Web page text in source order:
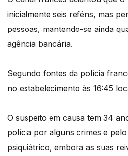
inicialmente seis reféns, mas
pessoas, mantendo-se ainda
agência bancária.
Segundo fontes da polícia
no estabelecimento às 16:45
O suspeito em causa tem 34
polícia por alguns crimes e
psiquiátrico, embora as suas